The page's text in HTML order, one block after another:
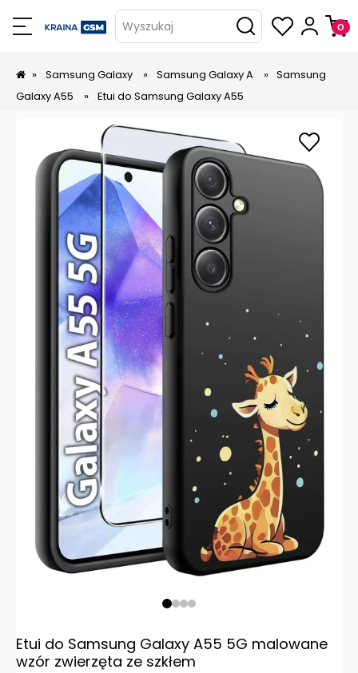
Wyszukaj
» Samsung Galaxy » Samsung Galaxy A » Samsung
Galaxy A55
» Etui do Samsung Galaxy A55
Etui do Samsung Galaxy A55 5G malowane
wzór zwierzęta ze szkłem